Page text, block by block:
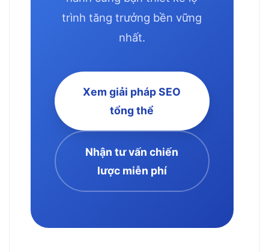
trình tăng trưởng bền vững
nhất.
Xem giải pháp SEO
tổng thể
Nhận tư vấn chiến
lược miễn phí